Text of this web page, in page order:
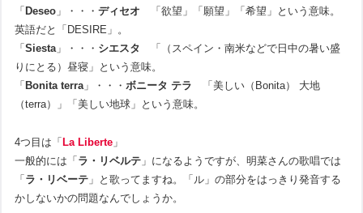
「 Deseo 」・・・ディセオ 「欲望」「願望」「希望」という意味。
英語だと「DESIRE」。
「Siesta」・・・ シエスタ 「（スペイン・南米などで日中の暑い盛
りにとる）昼寝」という意味。
「 Bonita terra」・・・ボニータ テラ 「美しい（Bonita） 大地
（terra）」「美しい地球」という意味。
4つ目は「La Liberte 」
一般的には「ラ・リベルテ 」になるようですが、明菜さんの歌唱では
「ラ・リベーテ 」と歌ってますね。「ル」の部分をはっきり発音する
かしないかの問題なんでしょうか。